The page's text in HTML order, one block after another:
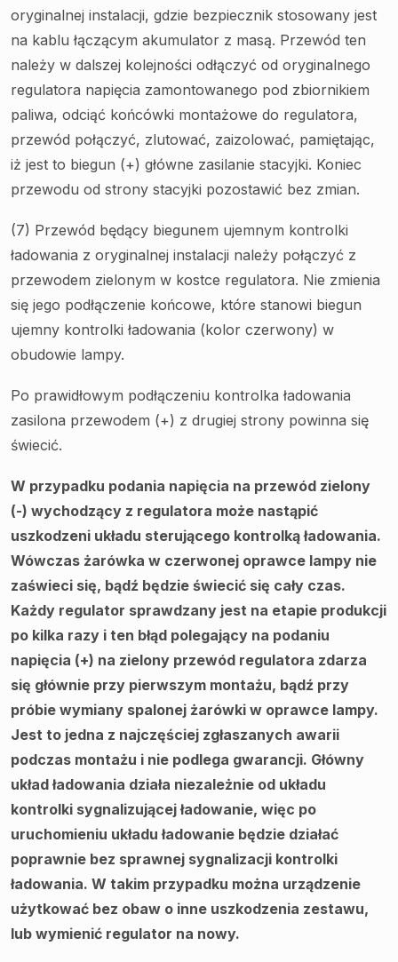
oryginalnej instalacji, gdzie bezpiecznik stosowany jest
na kablu łączącym akumulator z masą. Przewód ten
należy w dalszej kolejności odłączyć od oryginalnego
regulatora napięcia zamontowanego pod zbiornikiem
paliwa, odciąć końcówki montażowe do regulatora,
przewód połączyć, zlutować, zaizolować, pamiętając,
iż jest to biegun (+) główne zasilanie stacyjki. Koniec
przewodu od strony stacyjki pozostawić bez zmian.
(7) Przewód będący biegunem ujemnym kontrolki
ładowania z oryginalnej instalacji należy połączyć z
przewodem zielonym w kostce regulatora. Nie zmienia
się jego podłączenie końcowe, które stanowi biegun
ujemny kontrolki ładowania (kolor czerwony) w
obudowie lampy.
Po prawidłowym podłączeniu kontrolka ładowania
zasilona przewodem (+) z drugiej strony powinna się
świecić.
W przypadku podania napięcia na przewód zielony
(-) wychodzący z regulatora może nastąpić
uszkodzeni układu sterującego kontrolką ładowania.
Wówczas żarówka w czerwonej oprawce lampy nie
zaświeci się, bądź będzie świecić się cały czas.
Każdy regulator sprawdzany jest na etapie produkcji
po kilka razy i ten błąd polegający na podaniu
napięcia (+) na zielony przewód regulatora zdarza
się głównie przy pierwszym montażu, bądź przy
próbie wymiany spalonej żarówki w oprawce lampy.
Jest to jedna z najczęściej zgłaszanych awarii
podczas montażu i nie podlega gwarancji. Główny
układ ładowania działa niezależnie od układu
kontrolki sygnalizującej ładowanie, więc po
uruchomieniu układu ładowanie będzie działać
poprawnie bez sprawnej sygnalizacji kontrolki
ładowania. W takim przypadku można urządzenie
użytkować bez obaw o inne uszkodzenia zestawu,
lub wymienić regulator na nowy.